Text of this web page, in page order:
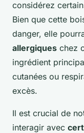
considérez
Bien que cette
danger, elle
allergiques chez
ingrédient
cutanées ou
excès.
Il est crucial de
interagir avec